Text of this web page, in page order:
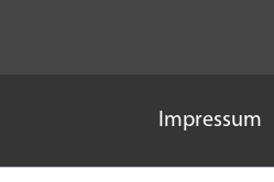
Impressum